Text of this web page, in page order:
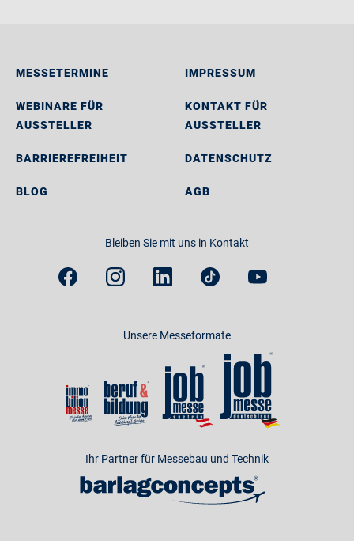
MESSETERMINE
WEBINARE FÜR
AUSSTELLER
BARRIEREFREIHEIT
BLOG
IMPRESSUM
KONTAKT FÜR
AUSSTELLER
DATENSCHUTZ
AGB
Bleiben Sie mit uns in Kontakt
Unsere Messeformate
Ihr Partner für Messebau und Technik